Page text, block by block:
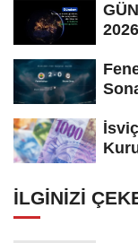
2026
İLGINIZI